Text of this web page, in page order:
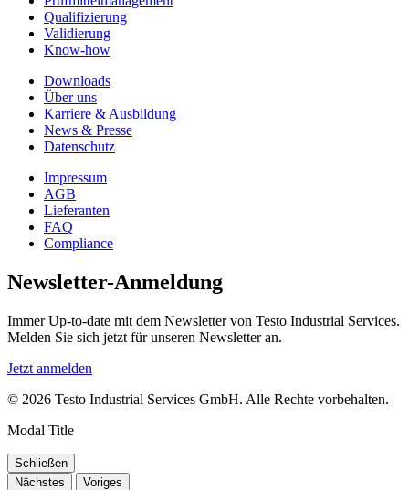
Qualifizierung
Validierung
Know-how
Downloads
Über uns
Karriere & Ausbildung
News & Presse
Datenschutz
Impressum
AGB
Lieferanten
FAQ
Compliance
Newsletter-Anmeldung
Immer Up-to-date mit dem Newsletter von Testo Industrial Services.
Melden Sie sich jetzt für unseren Newsletter an.
Jetzt anmelden
© 2026 Testo Industrial Services GmbH. Alle Rechte vorbehalten.
Modal Title
Schließen
Nächstes
Voriges